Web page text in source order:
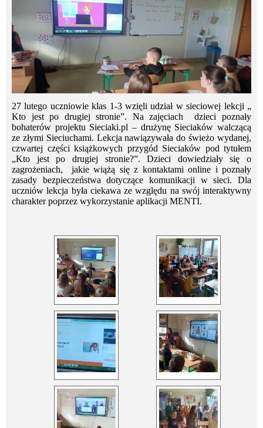
27 lutego uczniowie klas 1-3 wzięli udział w sieciowej lekcji „
Kto jest po drugiej stronie”. Na zajęciach dzieci poznały
bohaterów projektu Sieciaki.pl – drużynę Sieciaków walczącą
ze złymi Sieciuchami. Lekcja nawiązywała do świeżo wydanej,
czwartej części książkowych przygód Sieciaków pod tytułem
„Kto jest po drugiej stronie?”. Dzieci dowiedziały się o
zagrożeniach, jakie wiążą się z kontaktami online i poznały
zasady bezpieczeństwa dotyczące komunikacji w sieci. Dla
uczniów lekcja była ciekawa ze względu na swój interaktywny
charakter poprzez wykorzystanie aplikacji MENTI.